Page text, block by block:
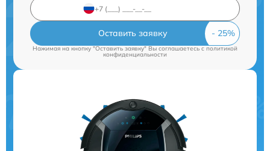
Оставить заявку
Нажимая на кнопку "Оставить заявку" Вы соглашаетесь c политикой
конфиденциальности